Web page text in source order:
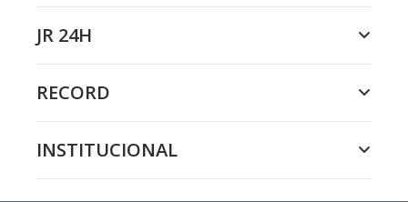
JR 24H
RECORD
INSTITUCIONAL